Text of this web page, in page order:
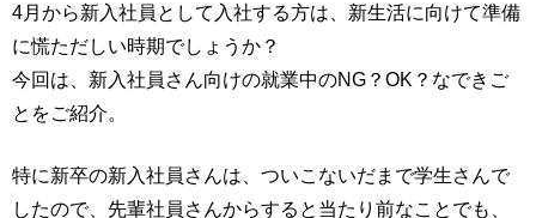
4月から新入社員として入社する方は、新生活に向けて準備
に慌ただしい時期でしょうか？
今回は、新入社員さん向けの就業中のNG？OK？なできご
とをご紹介。
特に新卒の新入社員さんは、ついこないだまで学生さんで
したので、先輩社員さんからすると当たり前なことでも、